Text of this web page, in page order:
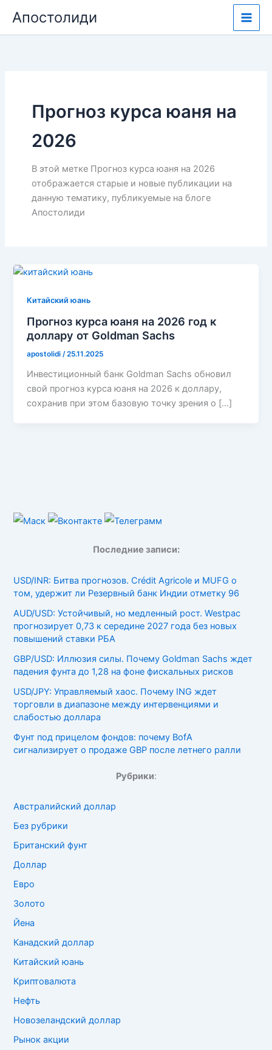
содержимому
Апостолиди
Прогноз курса юаня на
2026
В этой метке Прогноз курса юаня на 2026
отображается старые и новые публикации на
данную тематику, публикуемые на блоге
Апостолиди
Китайский юань
Прогноз курса юаня на 2026 год к
доллару от Goldman Sachs
apostolidi /25.11.2025
Инвестиционный банк Goldman Sachs обновил
свой прогноз курса юаня на 2026 к доллару,
сохранив при этом базовую точку зрения о […]
Последние записи:
USD/INR: Битва прогнозов. Crédit Agricole и MUFG о
том, удержит ли Резервный банк Индии отметку 96
AUD/USD: Устойчивый, но медленный рост. Westpac
прогнозирует 0,73 к середине 2027 года без новых
повышений ставки РБА
GBP/USD: Иллюзия силы. Почему Goldman Sachs ждет
падения фунта до 1,28 на фоне фискальных рисков
USD/JPY: Управляемый хаос. Почему ING ждет
торговли в диапазоне между интервенциями и
слабостью доллара
Фунт под прицелом фондов: почему BofA
сигнализирует о продаже GBP после летнего ралли
Рубрики:
Австралийский доллар
Без рубрики
Британский фунт
Доллар
Евро
Золото
Йена
Канадский доллар
Китайский юань
Криптовалюта
Нефть
Новозеландский доллар
Рынок акции